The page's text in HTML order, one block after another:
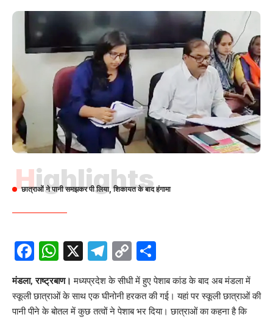
Highlights
छात्राओं ने पानी समझकर पी लिया, शिकायत के बाद हंगामा
Facebook
WhatsApp
X Telegram
Copy
Link
मंडला, राष्ट्रबाण। मध्यप्रदेश के सीधी में हुए पेशाब कांड के बाद अब मंडला में
स्कूली छात्राओं के साथ एक घीनोनी हरकत की गई। यहां पर स्कूली छात्राओं की
पानी पीने के बोतल में कुछ तत्वों ने पेशाब भर दिया। छात्राओं का कहना है कि